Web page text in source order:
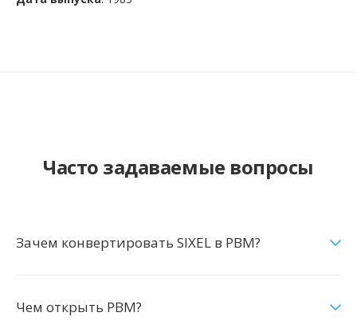
Часто задаваемые вопросы
Зачем конвертировать SIXEL в PBM?
Чем открыть PBM?